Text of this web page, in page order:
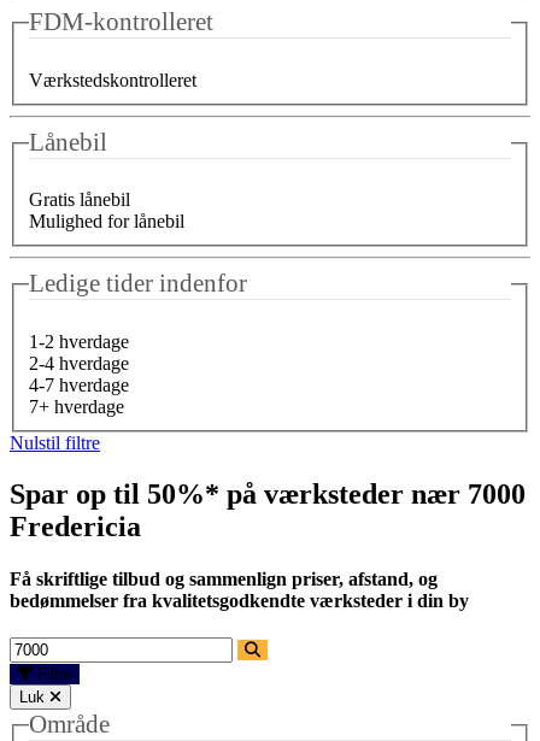
FDM-kontrolleret
Værkstedskontrolleret
Lånebil
Gratis lånebil
Mulighed for lånebil
Ledige tider indenfor
1-2 hverdage
2-4 hverdage
4-7 hverdage
7+ hverdage
Nulstil filtre
Spar op til 50%* på værksteder nær 7000
Fredericia
Få skriftlige tilbud og sammenlign priser, afstand, og
bedømmelser fra kvalitetsgodkendte værksteder i din by
Filtre
Luk
Område